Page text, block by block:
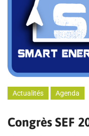
Actualités Agenda
Congrès SEF